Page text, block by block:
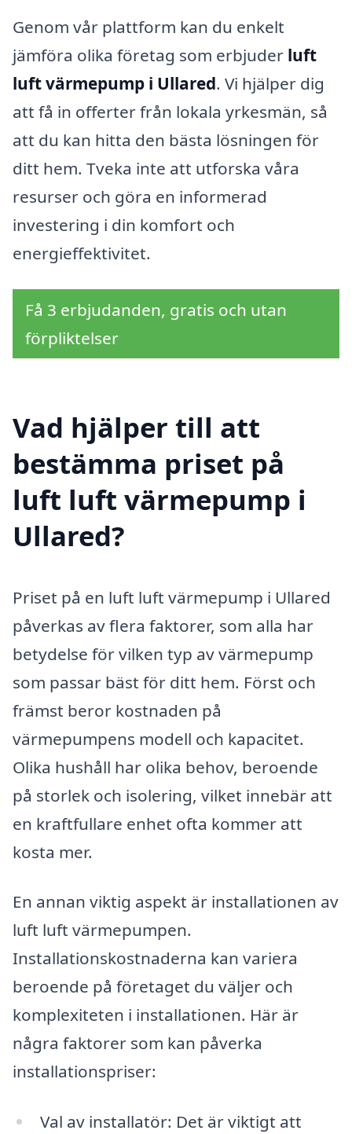
Genom vår plattform kan du enkelt
jämföra olika företag som erbjuder luft
luft värmepump i Ullared. Vi hjälper dig
att få in offerter från lokala yrkesmän, så
att du kan hitta den bästa lösningen för
ditt hem. Tveka inte att utforska våra
resurser och göra en informerad
investering i din komfort och
energieffektivitet.
Få 3 erbjudanden, gratis och utan
förpliktelser
Vad hjälper till att
bestämma priset på
luft luft värmepump i
Ullared?
Priset på en luft luft värmepump i Ullared
påverkas av flera faktorer, som alla har
betydelse för vilken typ av värmepump
som passar bäst för ditt hem. Först och
främst beror kostnaden på
värmepumpens modell och kapacitet.
Olika hushåll har olika behov, beroende
på storlek och isolering, vilket innebär att
en kraftfullare enhet ofta kommer att
kosta mer.
En annan viktig aspekt är installationen av
luft luft värmepumpen.
Installationskostnaderna kan variera
beroende på företaget du väljer och
komplexiteten i installationen. Här är
några faktorer som kan påverka
installationspriser:
Val av installatör: Det är viktigt att